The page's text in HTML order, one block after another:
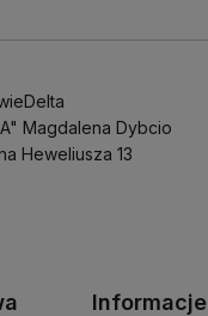
Magdalena Dybcio
Heweliusza 13
Informacje